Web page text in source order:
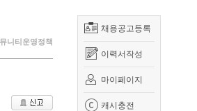
채용공고등록
이력서작성
마이페이지
캐시충전
니티운영정책